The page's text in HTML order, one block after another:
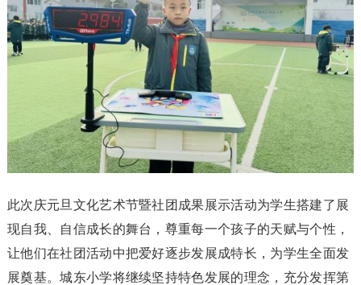
此次庆元旦文化艺术节暨社团成果展示活动为学生搭建了展
现自我、自信成长的舞台，尊重每一个孩子的天赋与个性，
让他们在社团活动中把爱好逐步发展成特长，为学生全面发
展奠基。城东小学将继续坚持特色发展的理念，充分发挥第